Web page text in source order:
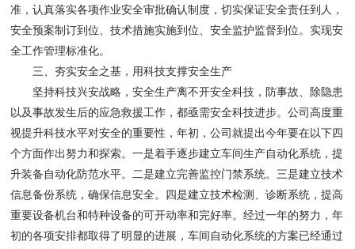
准，认真落实各项作业安全审批确认制度，切实保证安全责任到人，
安全预案制订到位、技术措施实施到位、安全监护监督到位。实现安
全工作管理标准化。
三、夯实安全之基，用科技支撑安全生产
坚持科技兴安战略，安全生产离不开安全科技，防事故、除隐患
以及事故发生后的应急救援工作，都亟需安全科技进步。公司高度重
视提升科技水平对安全的重要性，年初，公司就提出今年要在以下四
个方面作出努力和探索。一是着手逐步建立车间生产自动化系统，提
升装备自动化防范水平。二是建立完善监控门禁系统。三是建立技术
信息备份系统，确保信息安全。四是建立技术检测、诊断系统，提高
重要设备机台和特种设备的可开动率和完好率。经过一年的努力，年
初的各项安排都取得了明显的进展，车间自动化系统的方案已经通过